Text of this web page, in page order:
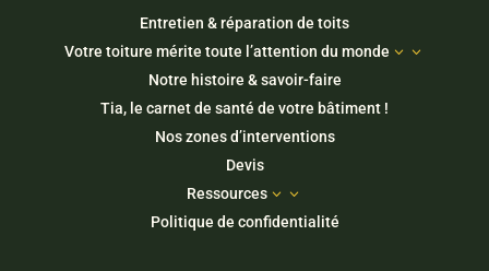
Entretien & réparation de toits
Votre toiture mérite toute l’attention du monde
3
Notre histoire & savoir-faire
Tia, le carnet de santé de votre bâtiment !
Nos zones d’interventions
Devis
Ressources
3
Politique de confidentialité